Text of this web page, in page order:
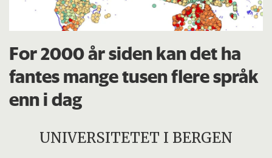
For 2000 år siden kan det ha
fantes mange tusen flere språk
enn i dag
UNIVERSITETET I BERGEN